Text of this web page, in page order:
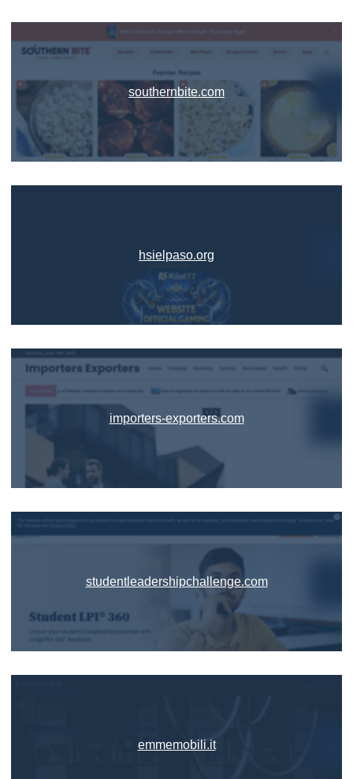
southernbite.com
hsielpaso.org
importers-exporters.com
studentleadershipchallenge.com
emmemobili.it